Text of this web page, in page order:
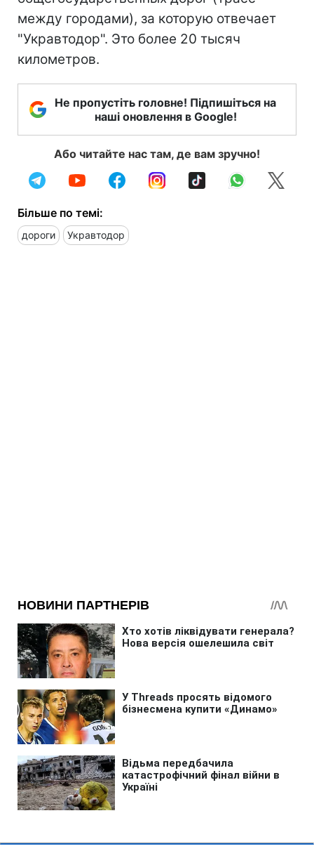
между городами), за которую отвечает
"Укравтодор". Это более 20 тысяч
километров.
Не пропустіть головне! Підпишіться на
наші оновлення в Google!
Або читайте нас там, де вам зручно!
Більше по темі:
дороги Укравтодор